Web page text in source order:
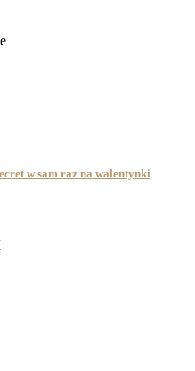
w sam raz na walentynki